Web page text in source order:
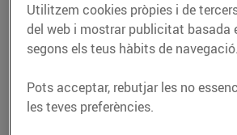
Utilitzem cookies pròpies i de
del web i mostrar publicitat basada
segons els teus hàbits de navegació.
Pots acceptar, rebutjar les no
les teves preferències.